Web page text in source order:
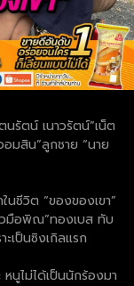
รัตน์ เนาวรัตน์”เน็ต
มสิน”ลูกชาย “นาย
ชีวิต “ของของเขา”
มือพิณ”ทองเบส ทับ
เป็นซิงเกิลแรก
หนูไม่ได้เป็นนักร้องมา